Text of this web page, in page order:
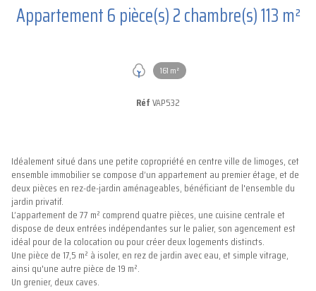
Appartement 6 pièce(s) 2 chambre(s) 113 m²
161 m²
RéfVAP532
Idéalement situé dans une petite copropriété en centre ville de limoges, cet
ensemble immobilier se compose d’un appartement au premier étage, et de
deux pièces en rez-de-jardin aménageables, bénéficiant de l'ensemble du
jardin privatif.
L’appartement de 77 m² comprend quatre pièces, une cuisine centrale et
dispose de deux entrées indépendantes sur le palier, son agencement est
idéal pour de la colocation ou pour créer deux logements distincts.
Une pièce de 17,5 m² à isoler, en rez de jardin avec eau, et simple vitrage,
ainsi qu'une autre pièce de 19 m².
Un grenier, deux caves.